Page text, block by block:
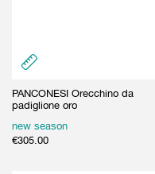
PANCONESI Orecchino da
padiglione oro
new season
€305.00